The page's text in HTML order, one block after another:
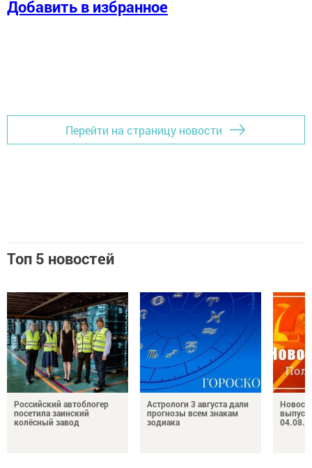
Добавить в избранное
Перейти на страницу новости
Топ 5 новостей
Российский автоблогер
посетила заинский
колёсный завод
Астрологи 3 августа дали
прогнозы всем знакам
зодиака